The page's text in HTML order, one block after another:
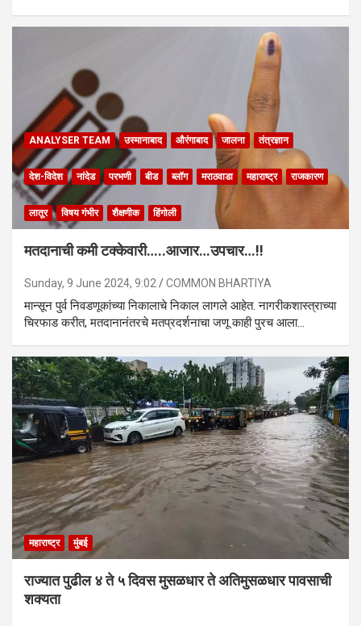
ANALYSER TEAM उस्मानाबाद औरंगाबाद जालना तंत्रज्ञान
देश-विदेश नांदेड परभणी बीड ब्लॉग मराठवाडा महाराष्ट्र राजकारण
लातूर विषय गंभीर शैक्षणीक हिंगोली
मतदानाची कमी टक्केवारी…..आजार…उपचार…!!
Sunday, 9 June 2024, 9:02 COMMON BHARTIYA
मान्सून पुर्व निवडणूकांच्या निकालाचे निकाल लागले आहेत. नागरीकशास्त्राच्या
चिरफाड करीत, मतदानानंतरचे मतप्रदर्शनाचा जणू काही पुरच आला…
महाराष्ट्र मुंबई
राज्यात पुढील ४ ते ५ दिवस मुसळधार ते अतिमुसळधार पावसाची
शक्यता